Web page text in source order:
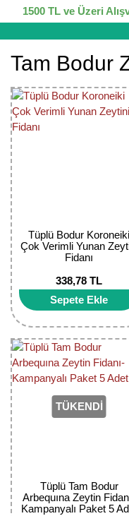
1500 TL ve Üzeri
Tam Bodur
Tüplü Bodur Koroneiki
Çok Verimli Yunan
Fidanı
338,78 TL
Sepete Ekle
TÜKENDİ
Tüplü Tam Bodur
Arbequına Zeytin
Kampanyalı Paket 5